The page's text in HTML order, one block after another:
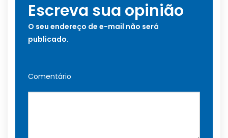
Escreva sua opinião
O seu endereço de e-mail não será
publicado.
Comentário